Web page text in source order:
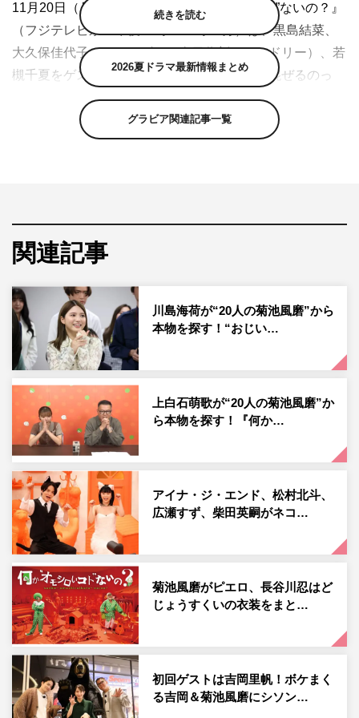
11月20日（月）放送の『何か“オモシロいコト”ないの？』
（フジテレビ系 午後11時～11時40分）は、黒島結菜、
大久保佳代子（オアシズ）、春日俊彰（オードリー）、若
槻千夏をゲストに迎え、「ゲームとゲームを混ぜるのっ
て…何かオモシロい？」を送る。
この番組は、『芸能人が本気で考えた！ドッキリGP』で
菊池風磨とシソンヌ・長谷川忍が、ゲストのトップ女優を
笑わせるべく、毎週さまざまな“オモシロい（…かもしれ
ない）”企画に挑戦する総合バラエティ番組。
黒島結菜、大久保佳代子、春日俊彰、若槻千夏を迎えて送
る今回の企画は「ゲームとゲームを混ぜるのって…何かオ
モシロい？」。菊池率いる黒島、若槻の“黒ネコチー
ム”と、長谷川率いる大久保、春日の“白ネコチーム”に分か
れて、リズムに合わせてお題をつないでいく、しりとり×
連想ゲームを組み合わせた「しりとり連想キレるゲーム」
で対戦する。
『何か“オモシロいコト”ないの？』黒島結菜 ©フジテレビ
続きを読む
2026夏ドラマ最新情報まとめ
グラビア関連記事一覧
関連記事
川島海荷が“20人の菊池風磨”から
本物を探す！“おじい…
上白石萌歌が“20人の菊池風磨”か
ら本物を探す！『何か…
アイナ・ジ・エンド、松村北斗、
広瀬すず、柴田英嗣がネコ…
菊池風磨がピエロ、長谷川忍はど
じょうすくいの衣装をまと…
初回ゲストは吉岡里帆！ボケまく
る吉岡＆菊池風磨にシソン…